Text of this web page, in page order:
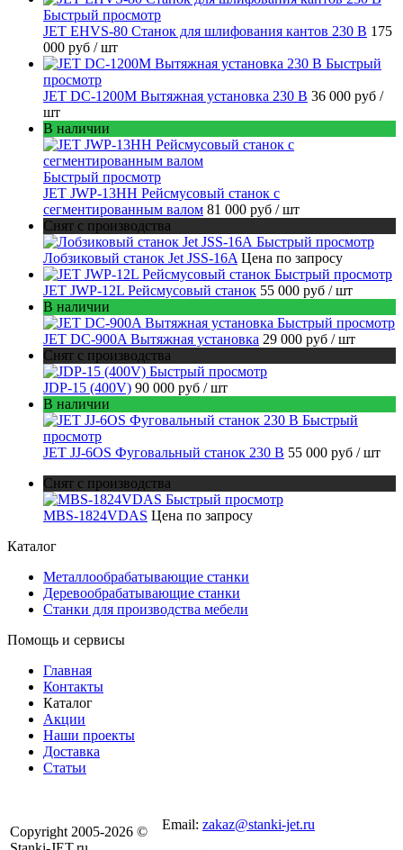
Быстрый просмотр
JET EHVS-80 Станок для шлифования кантов 230 В 175
000 руб / шт
Быстрый
просмотр
JET DC-1200M Вытяжная установка 230 В 36 000 руб /
шт
В наличии
Быстрый просмотр
JET JWP-13HH Рейсмусовый станок с
сегментированным валом 81 000 руб / шт
Снят с производства
Быстрый просмотр
Лобзиковый станок Jet JSS-16A Цена по запросу
Быстрый просмотр
JET JWP-12L Рейсмусовый станок 55 000 руб / шт
В наличии
Быстрый просмотр
JET DC-900A Вытяжная установка 29 000 руб / шт
Снят с производства
Быстрый просмотр
JDP-15 (400V) 90 000 руб / шт
В наличии
Быстрый
просмотр
JET JJ-6OS Фуговальный станок 230 В 55 000 руб / шт
Снят с производства
Быстрый просмотр
MBS-1824VDAS Цена по запросу
Каталог
Металлообрабатывающие станки
Деревообрабатывающие станки
Станки для производства мебели
Помощь и сервисы
Главная
Контакты
Каталог
Акции
Наши проекты
Доставка
Статьи
Copyright 2005-2026 ©
Email: zakaz@stanki-jet.ru